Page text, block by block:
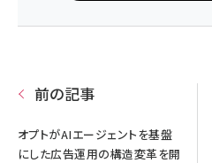
前の記事
オプトがAIエージェントを基盤
にした広告運用の構造変革を開